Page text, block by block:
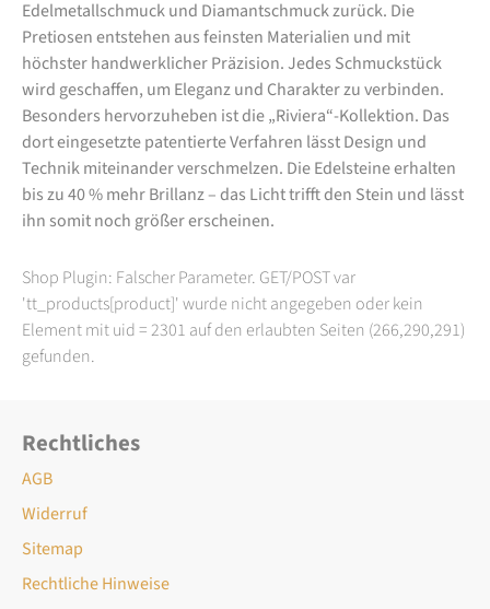
Edelmetallschmuck und Diamantschmuck zurück. Die
Pretiosen entstehen aus feinsten Materialien und mit
höchster handwerklicher Präzision. Jedes Schmuckstück
wird geschaffen, um Eleganz und Charakter zu verbinden.
Besonders hervorzuheben ist die „Riviera“-Kollektion. Das
dort eingesetzte patentierte Verfahren lässt Design und
Technik miteinander verschmelzen. Die Edelsteine erhalten
bis zu 40 % mehr Brillanz – das Licht trifft den Stein und lässt
ihn somit noch größer erscheinen.
Shop Plugin: Falscher Parameter. GET/POST var
'tt_products[product]' wurde nicht angegeben oder kein
Element mit uid = 2301 auf den erlaubten Seiten (266,290,291)
gefunden.
Rechtliches
AGB
Widerruf
Sitemap
Rechtliche Hinweise